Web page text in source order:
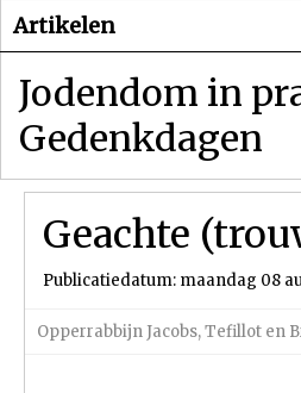
Artikelen
Jodendom in
Gedenkdagen
Geachte
Publicatiedatum: maandag 08
Opperrabbijn Jacobs,Tefillot en